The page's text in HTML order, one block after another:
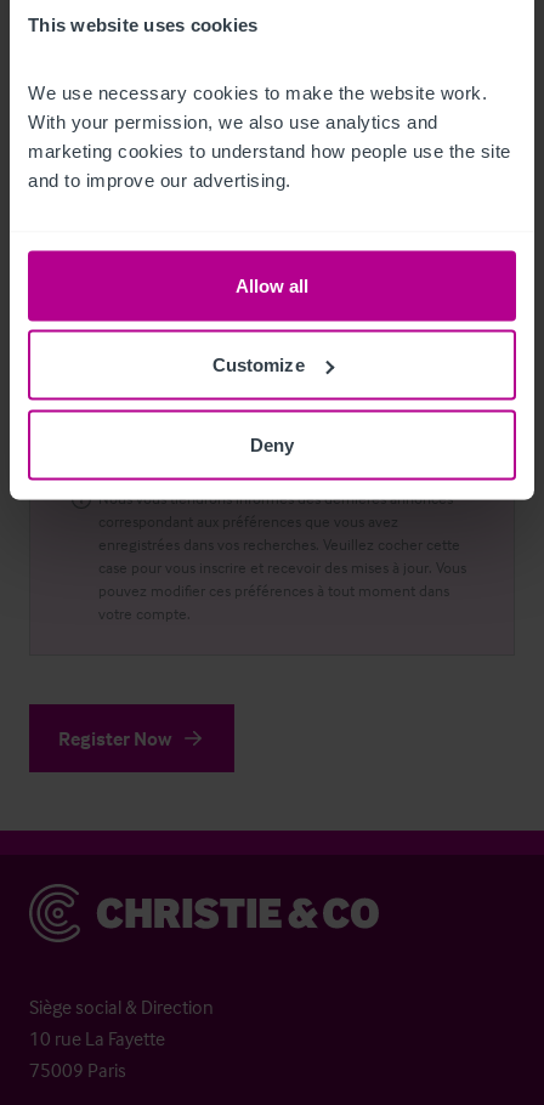
This website uses cookies
We use necessary cookies to make the website work.
With your permission, we also use analytics and
marketing cookies to understand how people use the site
and to improve our advertising.
Allow all
Customize
Deny
Souhaitez-vous discuter avec nous de vos besoins
?
Requis
Mises à jour de la propriété Christie
& Co
Je souhaite recevoir les alertes Christie & Co
Nous vous tiendrons informés des dernières annonces
correspondant aux préférences que vous avez
enregistrées dans vos recherches. Veuillez cocher cette
case pour vous inscrire et recevoir des mises à jour. Vous
pouvez modifier ces préférences à tout moment dans
votre compte.
Register Now
Christie & Co
Siège social & Direction
10 rue La Fayette
75009 Paris